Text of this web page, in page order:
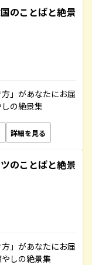
のことばと絶景
」があなたにお届
の絶景集
詳細を見る
のことばと絶景
」があなたにお届
しの絶景集